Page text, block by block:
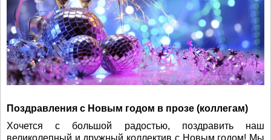
Поздравления с Новым годом в прозе (коллегам)
Хочется с большой радостью, поздравить наш